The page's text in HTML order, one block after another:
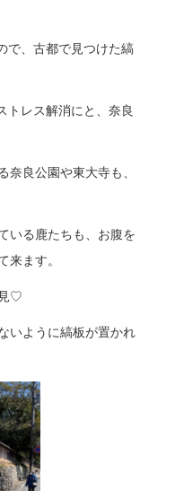
で、古都で見つけた縞
レス解消にと、奈良
奈良公園や東大寺も、
いる鹿たちも、お腹を
来ます。
♡
いように縞板が置かれ